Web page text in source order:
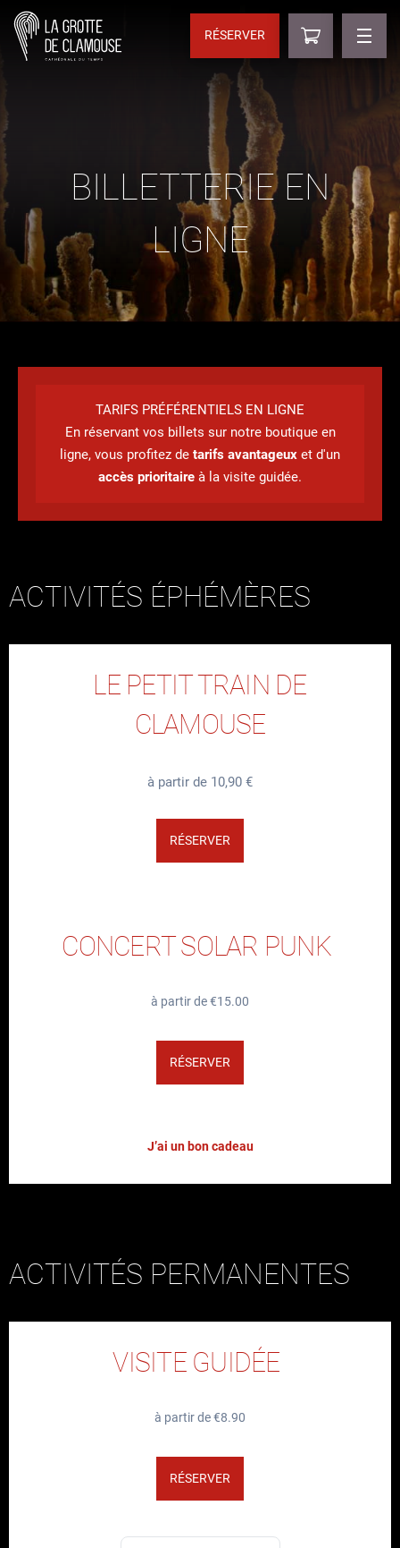
RÉSERVER
BILLETTERIE EN
LIGNE
TARIFS PRÉFÉRENTIELS EN LIGNE
En réservant vos billets sur notre boutique en
ligne, vous profitez de tarifs avantageux et d'un
accès prioritaire à la visite guidée.
ACTIVITÉS ÉPHÉMÈRES
LE PETIT TRAIN DE
CLAMOUSE
à partir de 10,90 €
RÉSERVER
CONCERT SOLAR PUNK
à partir de €15.00
RÉSERVER
J’ai un bon cadeau
ACTIVITÉS PERMANENTES
VISITE GUIDÉE
à partir de €8.90
RÉSERVER